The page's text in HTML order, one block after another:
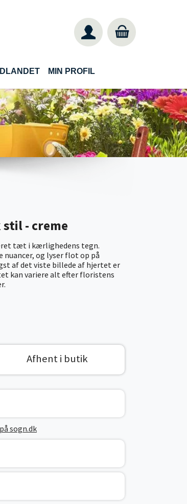
MIN PROFIL
- creme
tæt i kærlighedens tegn.
og lyser flot op på
af det viste billede af hjertet er
kan variere alt efter floristens
Afhent i butik
sogn.dk